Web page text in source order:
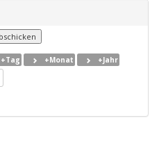
+Tag +Monat +Jahr